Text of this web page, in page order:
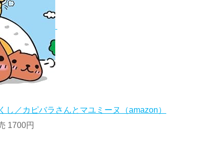
し／カピバラさんとマユミーヌ（amazon）
1700円